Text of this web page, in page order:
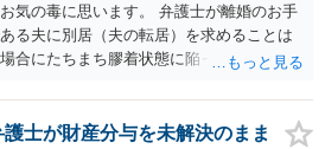
気の毒に思います。 弁護士が離婚のお手
る夫に別居（夫の転居）を求めることは
合にたちまち膠着状態に陥ってしまうの
ご相談者さまが転居する形で離婚協議等
ないことが圧倒的多数です。
士が財産分与を未解決のまま